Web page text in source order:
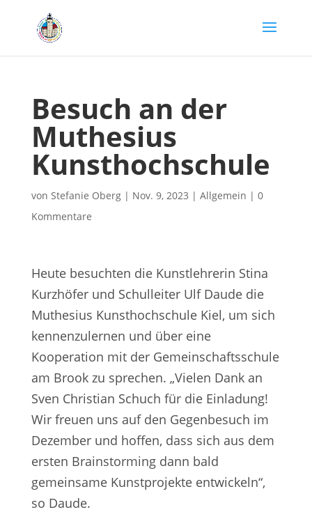
Besuch an der
Muthesius
Kunsthochschule
von Stefanie Oberg| Nov. 9, 2023 | Allgemein | 0
Kommentare
Heute besuchten die Kunstlehrerin Stina
Kurzhöfer und Schulleiter Ulf Daude die
Muthesius Kunsthochschule Kiel, um sich
kennenzulernen und über eine
Kooperation mit der Gemeinschaftsschule
am Brook zu sprechen. „Vielen Dank an
Sven Christian Schuch für die Einladung!
Wir freuen uns auf den Gegenbesuch im
Dezember und hoffen, dass sich aus dem
ersten Brainstorming dann bald
gemeinsame Kunstprojekte entwickeln“,
so Daude.